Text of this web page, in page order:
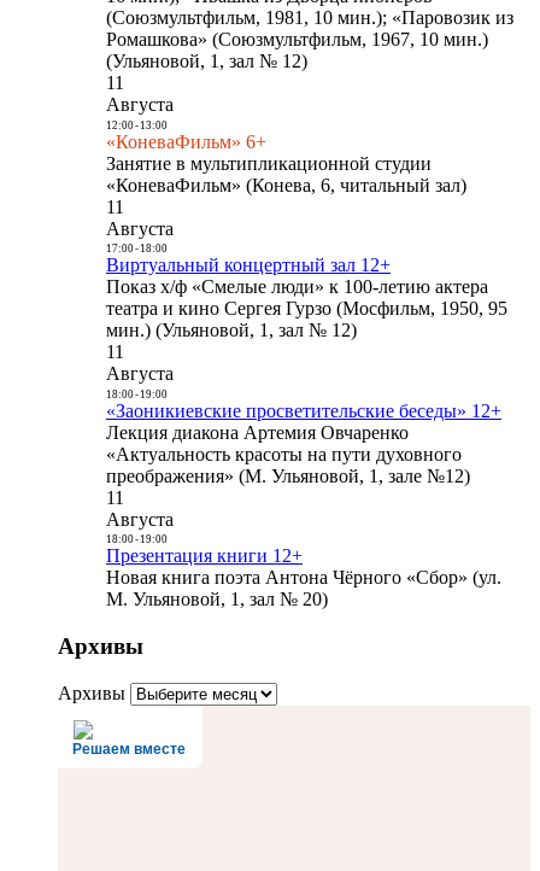
(Союзмультфильм, 1981, 10 мин.); «Паровозик из
Ромашкова» (Союзмультфильм, 1967, 10 мин.)
(Ульяновой, 1, зал № 12)
11
Августа
12:00- 13:00
«КоневаФильм» 6+
Занятие в мультипликационной студии
«КоневаФильм» (Конева, 6, читальный зал)
11
Августа
17:00- 18:00
Виртуальный концертный зал 12+
Показ х/ф «Смелые люди» к 100-летию актера
театра и кино Сергея Гурзо (Мосфильм, 1950, 95
мин.) (Ульяновой, 1, зал № 12)
11
Августа
18:00- 19:00
«Заоникиевские просветительские беседы» 12+
Лекция диакона Артемия Овчаренко
«Актуальность красоты на пути духовного
преображения» (М. Ульяновой, 1, зале №12)
11
Августа
18:00- 19:00
Презентация книги 12+
Новая книга поэта Антона Чёрного «Сбор» (ул.
М. Ульяновой, 1, зал № 20)
Архивы
Архивы
Решаем вместе